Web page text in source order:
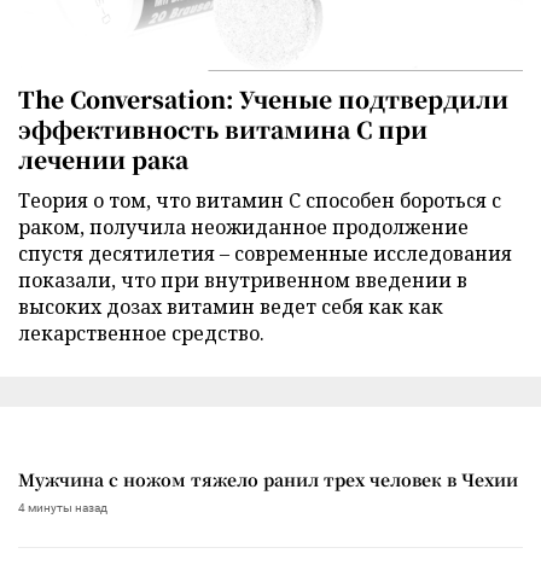
The Conversation: Ученые подтвердили
эффективность витамина C при
лечении рака
Теория о том, что витамин C способен бороться с
раком, получила неожиданное продолжение
спустя десятилетия – современные исследования
показали, что при внутривенном введении в
высоких дозах витамин ведет себя как как
лекарственное средство.
Мужчина с ножом тяжело ранил трех человек в Чехии
4 минуты назад